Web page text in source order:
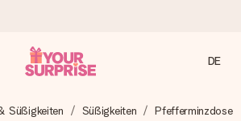
sorgfältig vor und schicken es
DE
Süßigkeiten Süßigkeiten Pfefferminzdose